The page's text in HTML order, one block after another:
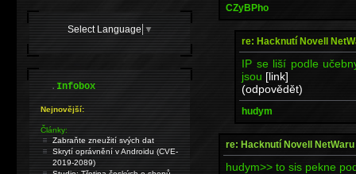
CZyBPho
re: Hacknutí Novell
IP se liší podle
jsou [link]
(odpovědět)
hudym
re: Hacknutí Novell
hudym>> to sis pekne
Select Language ▼
.Infobox
Nejnovější:
Články:
Zabraňte zneužití svých dat
Skrytí oprávnění v Androidu (CVE-
2019-2089)